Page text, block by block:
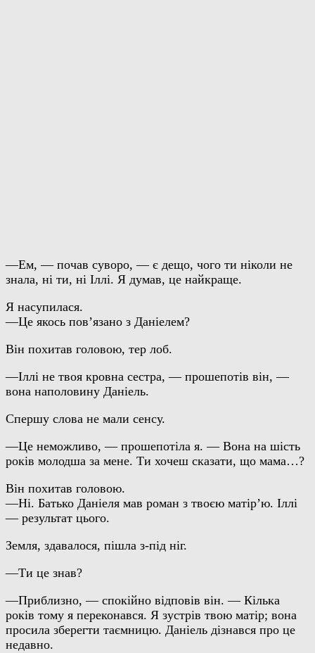
—Ем, — почав суворо, — є дещо, чого ти ніколи не
знала, ні ти, ні Іллі. Я думав, це найкраще.
Я насупилася.
—Це якось пов’язано з Даніелем?
Він похитав головою, тер лоб.
—Іллі не твоя кровна сестра, — прошепотів він, —
вона наполовину Даніель.
Спершу слова не мали сенсу.
—Це неможливо, — прошепотіла я. — Вона на шість
років молодша за мене. Ти хочеш сказати, що мама…?
Він похитав головою.
—Ні. Батько Даніеля мав роман з твоєю матір’ю. Іллі
— результат цього.
Земля, здавалося, пішла з-під ніг.
—Ти це знав?
—Приблизно, — спокійно відповів він. — Кілька
років тому я переконався. Я зустрів твою матір; вона
просила зберегти таємницю. Даніель дізнався про це
недавно.